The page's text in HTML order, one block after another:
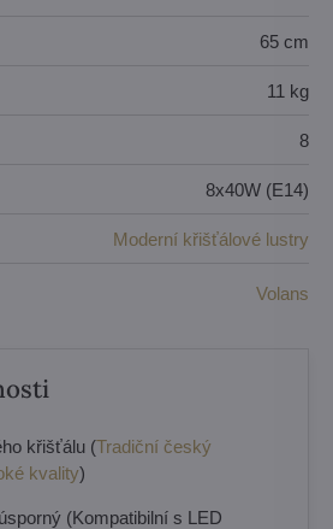
65 cm
11 kg
8
8x40W (E14)
Moderní křišťálové lustry
Volans
křišťálu (Tradiční český
kvality)
(Kompatibilní s LED